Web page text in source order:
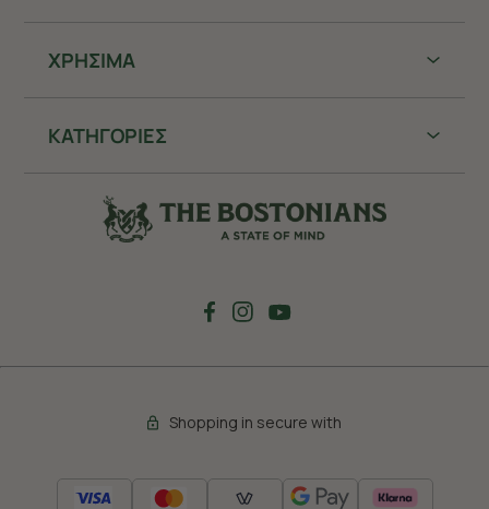
ΧΡHΣΙΜΑ
ΚΑΤΗΓΟΡΙΕΣ
Shopping in secure with